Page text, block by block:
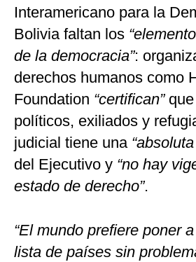
Interamericano para la
Bolivia faltan los
de la democracia”:
derechos humanos como
Foundation “certifican”que
políticos, exiliados y
judicial tiene una
del Ejecutivo y “no hay
estado de derecho”.
“El mundo prefiere poner
lista de países sin